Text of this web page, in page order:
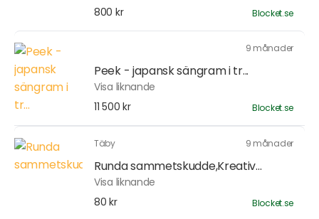
800 kr
Blocket.se
9 månader
Peek - japansk sängram i tr...
Visa liknande
11 500 kr
Blocket.se
Täby 9 månader
Runda sammetskudde,Kreativ...
Visa liknande
80 kr
Blocket.se